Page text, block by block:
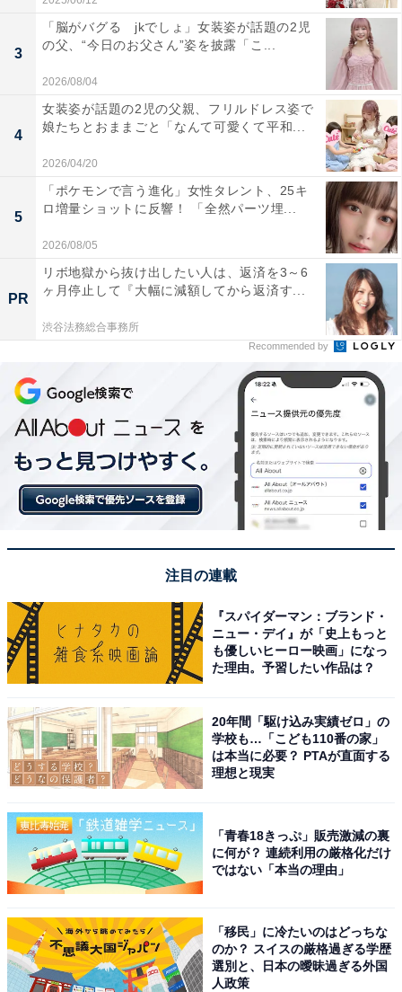
3
「脳がバグる jkでしょ」女装姿が話題の2児
の父、“今日のお父さん”姿を披露「こ...
2026/08/04
4
女装姿が話題の2児の父親、フリルドレス姿で
娘たちとおままごと「なんて可愛くて平和...
2026/04/20
5
「ポケモンで言う進化」女性タレント、25キ
ロ増量ショットに反響！ 「全然パーツ埋...
2026/08/05
PR
リボ地獄から抜け出したい人は、返済を3～6
ヶ月停止して『大幅に減額してから返済す...
渋谷法務総合事務所
Recommended by
注目の連載
『スパイダーマン：ブランド・
ニュー・デイ』が「史上もっと
も優しいヒーロー映画」になっ
た理由。予習したい作品は？
20年間「駆け込み実績ゼロ」の
学校も…「こども110番の家」
は本当に必要？ PTAが直面する
理想と現実
「青春18きっぷ」販売激減の裏
に何が？ 連続利用の厳格化だけ
ではない「本当の理由」
「移民」に冷たいのはどっちな
のか？ スイスの厳格過ぎる学歴
選別と、日本の曖昧過ぎる外国
人政策